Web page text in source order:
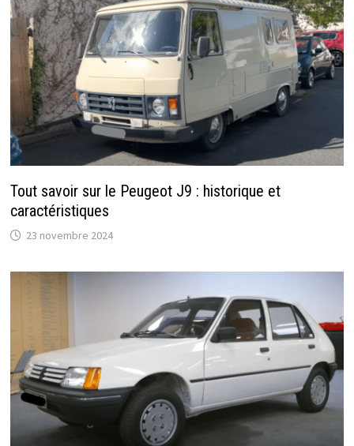
Tout savoir sur le Peugeot J9 : historique et
caractéristiques
23 novembre 2024